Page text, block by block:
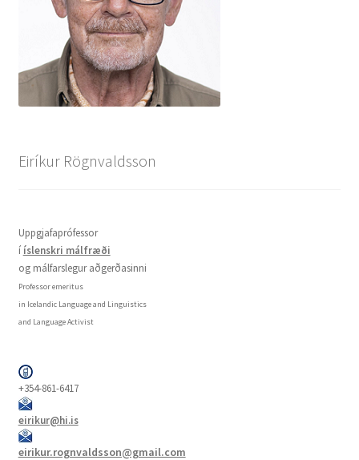
Eiríkur Rögnvaldsson
Uppgjafaprófessor
í íslenskri málfræði
og málfarslegur aðgerðasinni
Professor emeritus
in Icelandic Language and Linguistics
and Language Activist
+354-861-6417
eirikur@hi.is
eirikur.rognvaldsson@gmail.com